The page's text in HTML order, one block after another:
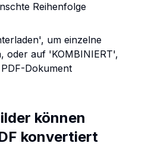
Reihenfolge
um einzelne
oder auf 'KOMBINIERT',
Dokument
können
konvertiert